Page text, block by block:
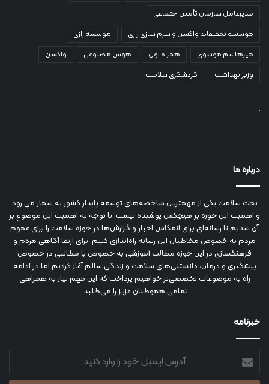
مدیرعامل سازمان تأمین‌اجتماعی
موسسه تحقیقات واکسن و سرم سازی رازی
موسسه رازی
میرهاشم موسوی
همراه اول هوش مصنوعی
واکسن
وزیر بهداشت
گردشگری سلامت
درباره ما
بحث سلامت یکی از مهمترین شاخصه‌های توسعه پایدار کشور به شمار می رود
و اهمیت این حوزه بر هیچکس پوشیده نیست. با توجه به اهمیت این موضوع بر
آن شدیم تا رسانه‌ای برای انعکاس اخبار و گزارش‌ها در حوزه سلامت را برای عموم
مردم به خصوص مخاطبان این رسانه راه‌اندازی کنیم. برای ارتقا آگاهی مردم و
فرهنگسازی در این حوزه مطالب آموزشی به خصوص با مطالبی در خصوص
پیشگیری و درمان، دانستنی‌های سلامت و زندگی سالم آغاز کردیم اما در ادامه
راه به موضوعات تخصصی‌تر خواهیم پرداخت که این مهم نیاز به همراهی
تمامی هموطنان عزیز را می‌طلبد.
خبرنامه
آدرس
ایمیل
خود